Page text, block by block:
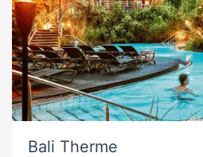
Bali Therme